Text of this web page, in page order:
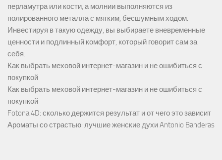
перламутра или кости, а молнии выполняются из
полированного металла с мягким, бесшумным ходом.
Инвестируя в такую одежду, вы выбираете вневременные
ценности и подлинный комфорт, который говорит сам за
себя.
Как выбрать меховой интернет-магазин и не ошибиться с
покупкой
Как выбрать меховой интернет-магазин и не ошибиться с
покупкой
Fotona 4D: сколько держится результат и от чего это зависит
Ароматы со страстью: лучшие женские духи Antonio Banderas